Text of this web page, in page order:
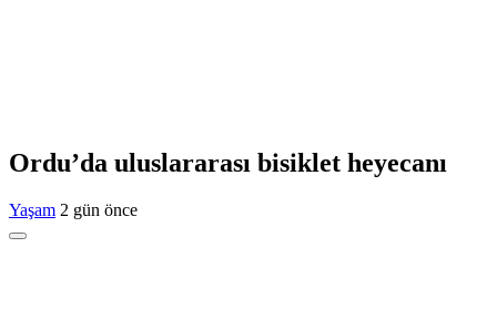
Ordu’da uluslararası bisiklet heyecanı
Yaşam 2 gün önce